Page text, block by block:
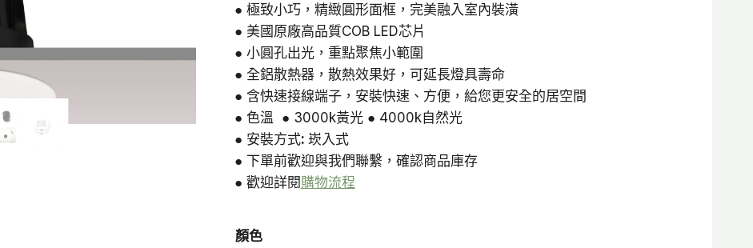
格：
NT$830。
格：
NT$680。
● 極致小巧，精緻圓形面框，完美融入室內裝潢
● 美國原廠高品質COB LED芯片
● 小圓孔出光，重點聚焦小範圍
● 全鋁散熱器，散熱效果好，可延長燈具壽命
● 含快速接線端子，安裝快速、方便，給您更安全的居空間
● 色溫 ● 3000k黃光 ● 4000k自然光
● 安裝方式: 崁入式
● 下單前歡迎與我們聯繫，確認商品庫存
● 歡迎詳閱購物流程
顏色